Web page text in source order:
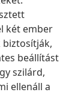
két ember
biztosítják,
beállítást
szilárd,
ellenáll a